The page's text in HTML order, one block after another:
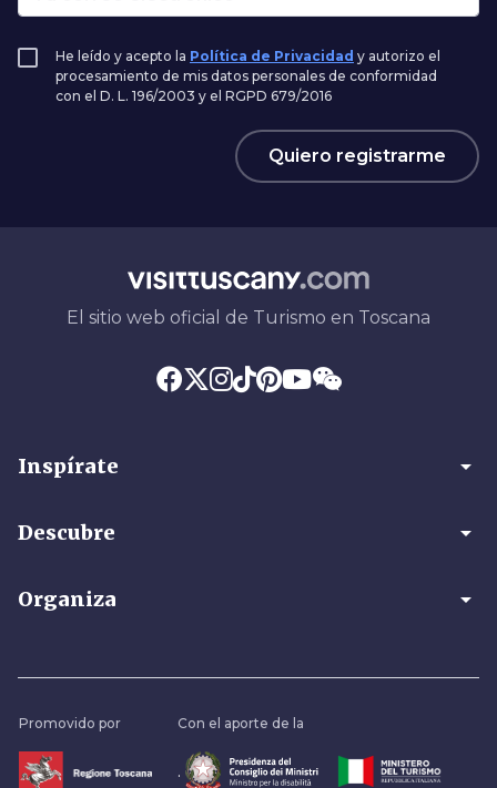
He leído y acepto la Política de Privacidad y autorizo el
procesamiento de mis datos personales de conformidad
con el D. L. 196/2003 y el RGPD 679/2016
Quiero registrarme
El sitio web oficial de Turismo en Toscana
Inspírate arrow_drop_down
Descubre arrow_drop_down
Organiza arrow_drop_down
Promovido por Con el aporte de la
.